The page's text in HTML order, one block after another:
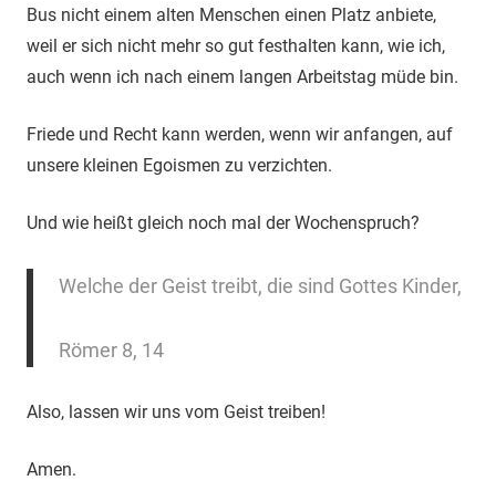
Bus nicht einem alten Menschen einen Platz anbiete,
weil er sich nicht mehr so gut festhalten kann, wie ich,
auch wenn ich nach einem langen Arbeitstag müde bin.
Friede und Recht kann werden, wenn wir anfangen, auf
unsere kleinen Egoismen zu verzichten.
Und wie heißt gleich noch mal der Wochenspruch?
Welche der Geist treibt, die sind Gottes Kinder,
Römer 8, 14
Also, lassen wir uns vom Geist treiben!
Amen.